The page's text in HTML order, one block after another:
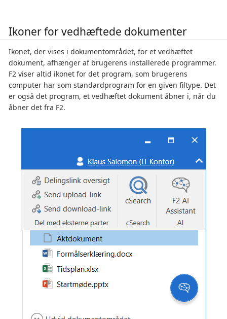
Ikoner for vedhæftede dokumenter
Ikonet, der vises i dokumentområdet, for et vedhæftet
dokument, afhænger af brugerens installerede programmer.
F2 viser altid ikonet for det program, som brugerens
computer har som standardprogram for en given filtype. Det
er også det program, et vedhæftet dokument åbner i, når du
åbner det fra F2.